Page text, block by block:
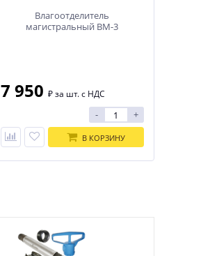
Влагоотделитель
магистральный ВМ-3
7 950 ₽за шт. с НДС
- +
В КОРЗИНУ